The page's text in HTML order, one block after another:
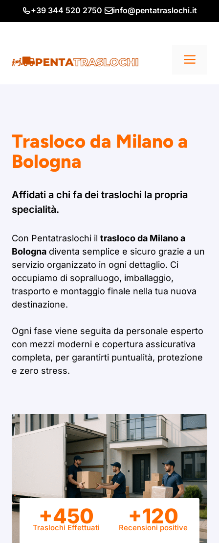
+39 344 520 2750 info@pentatraslochi.it
Trasloco da Milano a
Bologna
Affidati a chi fa dei traslochi la propria
specialità.
Con Pentatraslochi il trasloco da Milano a
Bologna diventa semplice e sicuro grazie a un
servizio organizzato in ogni dettaglio. Ci
occupiamo di sopralluogo, imballaggio,
trasporto e montaggio finale nella tua nuova
destinazione.
Ogni fase viene seguita da personale esperto
con mezzi moderni e copertura assicurativa
completa, per garantirti puntualità, protezione
e zero stress.
+450
Traslochi Effettuati +120
Recensioni positive